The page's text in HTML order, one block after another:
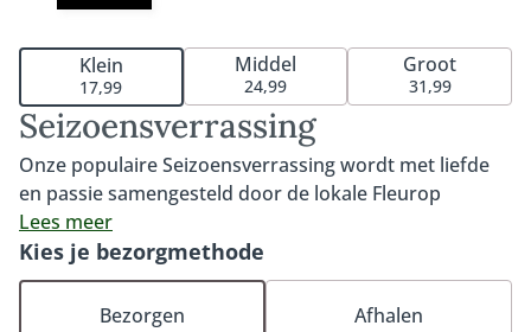
Seizoensverrassing
Onze populaire Seizoensverrassing wordt met liefde
en passie samengesteld door de lokale Fleurop
bloemist. Met de mooiste bloemen van dit moment
creëert de bloemist een leuk boeket om jezelf of
iemand anders mee te verrassen. De
Seizoensverrassing wisselt elk seizoen en is
Lees meer
Klein
17,99
Middel
24,99
Groot
31,99
Kies je bezorgmethode
Bezorgen Afhalen